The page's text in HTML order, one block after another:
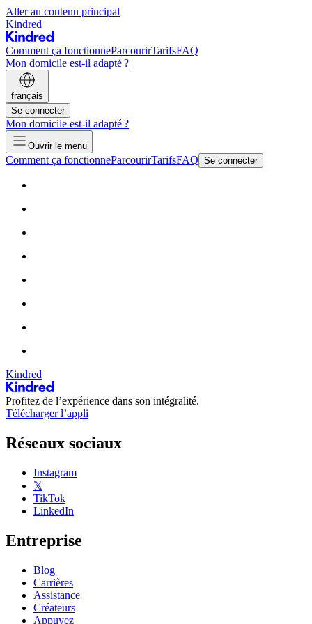
Aller au contenu principal
Kindred
Comment ça fonctionneParcourirTarifsFAQ
Mon domicile est-il adapté ?
français
Se connecter
Mon domicile est-il adapté ?
Ouvrir le menu
Comment ça fonctionneParcourirTarifsFAQ Se connecter
Kindred
Profitez de l’expérience dans son intégralité.
Télécharger l’appli
Réseaux sociaux
Instagram
𝕏
TikTok
LinkedIn
Entreprise
Blog
Carrières
Assistance
Créateurs
Appuyez